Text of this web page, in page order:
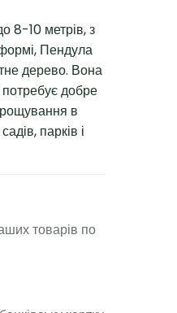
8-10 метрів, з
Пендула
дерево. Вона
потребує добре
в
парків і
товарів по